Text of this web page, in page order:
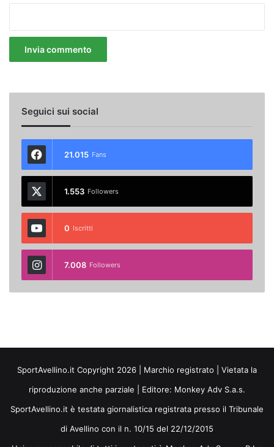
Seguici sui social
21.015 Fans
1.553 Followers
0 Iscritti
7.008 Followers
SportAvellino.it Copyright 2026 | Marchio registrato | Vietata la
riproduzione anche parziale | Editore: Monkey Adv S.a.s.
SportAvellino.it è testata giornalistica registrata presso il Tribunale
di Avellino con il n. 10/15 del 22/12/2015